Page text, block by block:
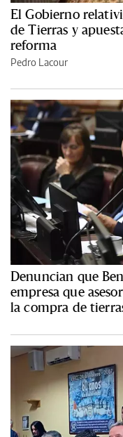
El Gobierno
de Tierras y
reforma
Pedro Lacour
Denuncian que
empresa que
la compra de